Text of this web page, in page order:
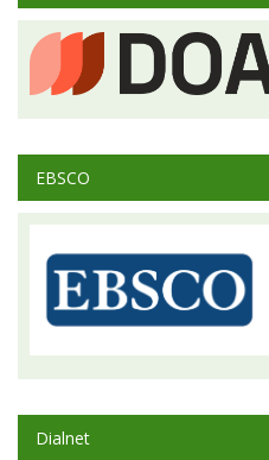
EBSCO
Dialnet